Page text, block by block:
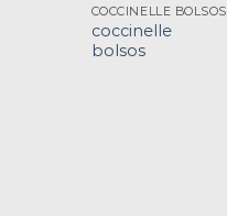
COCCINELLE BOLSOS
coccinelle
bolsos